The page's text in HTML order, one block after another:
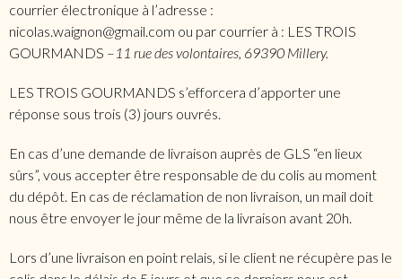
courrier électronique à l’adresse :
nicolas.waignon@gmail.com ou par courrier à : LES TROIS
GOURMANDS –11 rue des volontaires, 69390 Millery.
LES TROIS GOURMANDS s’efforcera d’apporter une
réponse sous trois (3) jours ouvrés.
En cas d’une demande de livraison auprès de GLS “en lieux
sûrs”, vous accepter être responsable de du colis au moment
du dépôt. En cas de réclamation de non livraison, un mail doit
nous être envoyer le jour même de la livraison avant 20h.
Lors d’une livraison en point relais, si le client ne récupère pas le